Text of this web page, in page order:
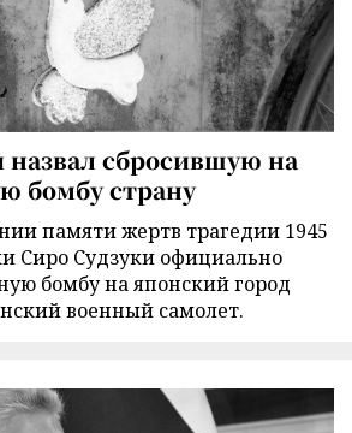
назвал сбросившую на
бомбу страну
памяти жертв трагедии 1945
Сиро Судзуки официально
бомбу на японский город
военный самолет.